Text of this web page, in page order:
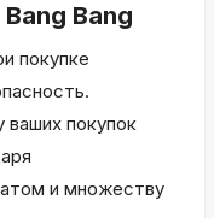
Bang
покупке
ваших покупок
и множеству